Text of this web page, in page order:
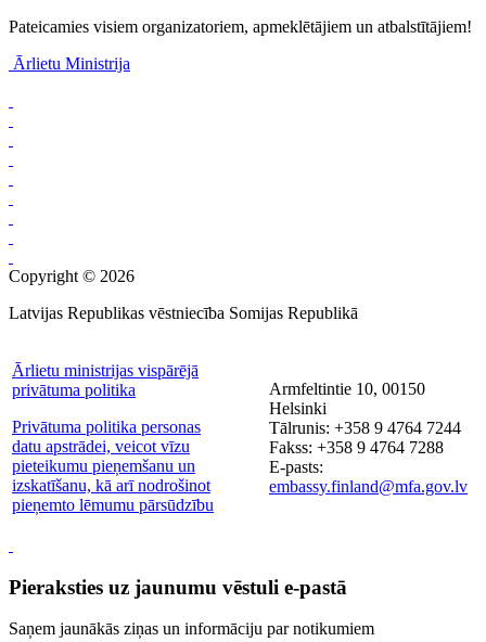
Pateicamies visiem organizatoriem, apmeklētājiem un atbalstītājiem!
Ārlietu Ministrija
Copyright © 2026
Latvijas Republikas vēstniecība Somijas Republikā
Ārlietu ministrijas vispārējā
privātuma politika
Privātuma politika personas
datu apstrādei, veicot vīzu
pieteikumu pieņemšanu un
izskatīšanu, kā arī nodrošinot
pieņemto lēmumu pārsūdzību
Armfeltintie 10, 00150
Helsinki
Tālrunis: +358 9 4764 7244
Fakss: +358 9 4764 7288
E-pasts:
embassy.finland@mfa.gov.lv
Pieraksties uz jaunumu vēstuli e-pastā
Saņem jaunākās ziņas un informāciju par notikumiem